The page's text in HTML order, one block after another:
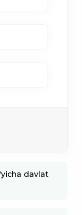
davlat